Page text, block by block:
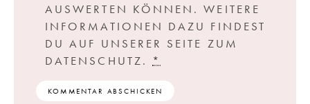
AUSWERTEN KÖNNEN. WEITERE
INFORMATIONEN DAZU FINDEST
DU AUF UNSERER SEITE ZUM
DATENSCHUTZ. *